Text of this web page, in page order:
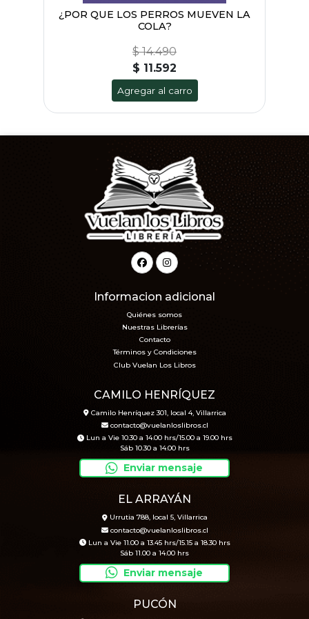
¿POR QUE LOS PERROS MUEVEN LA
COLA?
$ 14.490
$ 11.592
Agregar al carro
Informacion adicional
Quiénes somos
Nuestras Librerías
Contacto
Términos y Condiciones
Club Vuelan Los Libros
CAMILO HENRÍQUEZ
Camilo Henríquez 301, local 4, Villarrica
contacto@vuelanloslibros.cl
Lun a Vie 10.30 a 14.00 hrs/15.00 a 19.00 hrs
Sáb 10.30 a 14.00 hrs
Enviar mensaje
EL ARRAYÁN
Urrutia 788, local 5, Villarrica
contacto@vuelanloslibros.cl
Lun a Vie 11.00 a 13.45 hrs/15.15 a 18.30 hrs
Sáb 11.00 a 14.00 hrs
Enviar mensaje
PUCÓN